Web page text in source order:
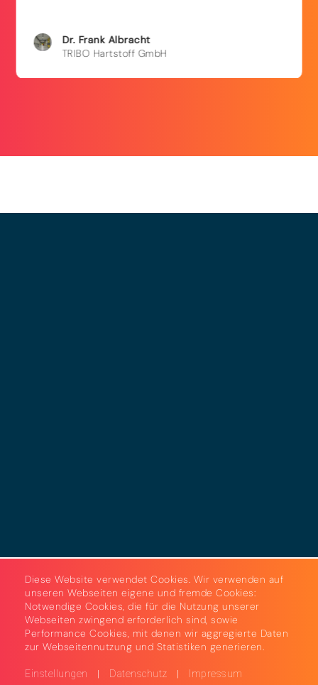
Dr. FrankAlbracht
TRIBO Hartstoff GmbH
Diese Website verwendet Cookies. Wir verwenden auf
unseren Webseiten eigene und fremde Cookies:
Notwendige Cookies, die für die Nutzung unserer
Webseiten zwingend erforderlich sind, sowie
Performance Cookies, mit denen wir aggregierte Daten
zur Webseitennutzung und Statistiken generieren.
Einstellungen | Datenschutz | Impressum